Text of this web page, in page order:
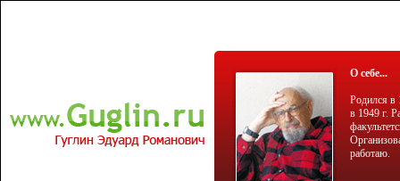
О себе...
Родился в
в 1949 г.
работаю.